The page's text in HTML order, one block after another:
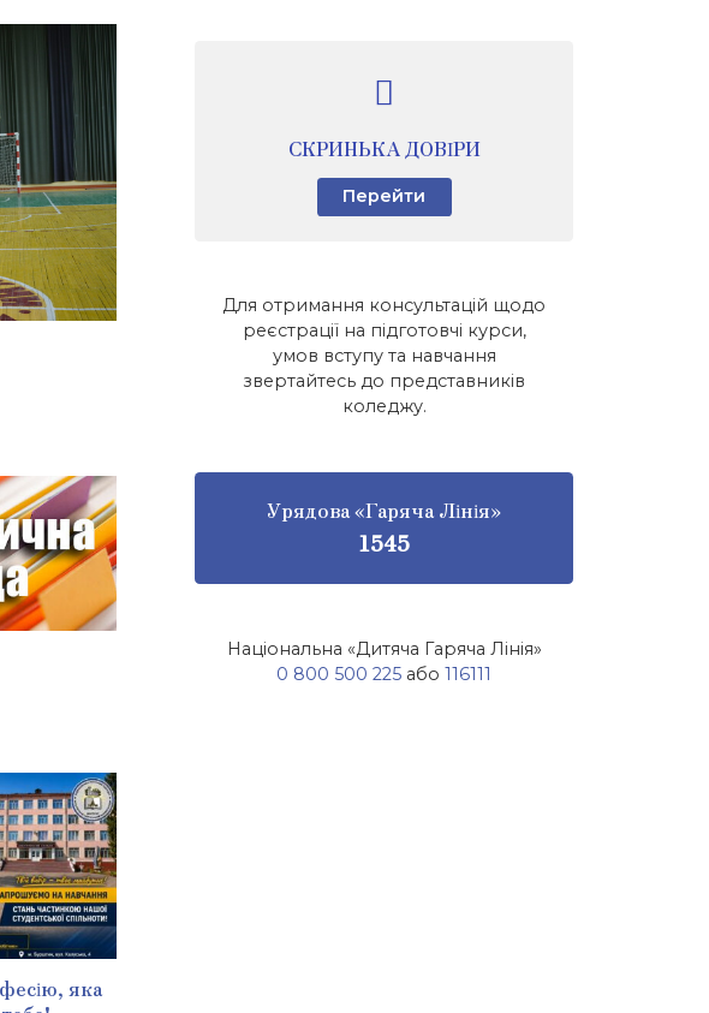
яка
СКРИНЬКА ДОВІРИ
Перейти
Для отримання консультацій щодо
реєстрації на підготовчі курси,
умов вступу та навчання
звертайтесь до представників
коледжу.
Урядова «Гаряча Лінія»
1545
Національна «Дитяча Гаряча Лінія»
0 800 500 225 або116111